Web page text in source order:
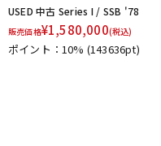
USED 中古 Series I / SSB '78
販売価格¥1,580,000(税込)
ポイント：10% (143636pt)